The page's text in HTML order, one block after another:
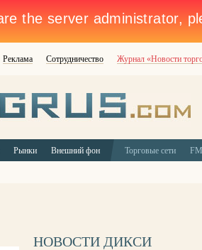
Реклама Сотрудничество Журнал «Новости
Рынки Внешний фон Торговые сети
НОВОСТИ ДИКСИ